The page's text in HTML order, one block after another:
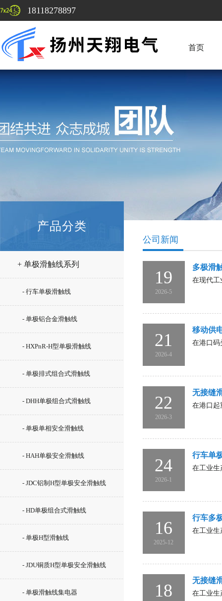
18118278897
首页
产品分类
+ 单极滑触线系列
- 行车单极滑触线
- 单极铝合金滑触线
- HXPnR-H型单极滑触线
- 单极排式组合式滑触线
- DHH单极组合式滑触线
- 单极单相安全滑触线
- HAH单极安全滑触线
- JDC铝制H型单极安全滑触线
- HD单极组合式滑触线
- 单极H型滑触线
- JDU铜质H型单极安全滑触线
- 单极滑触线集电器
公司新闻
19
2026-5
多极滑
在现代工
21
2026-4
移动供
在港口码
22
2026-3
无接缝
在港口起
24
2026-1
行车单
在工业生
16
2025-12
行车多
在工业生
18
无接缝
在工业生